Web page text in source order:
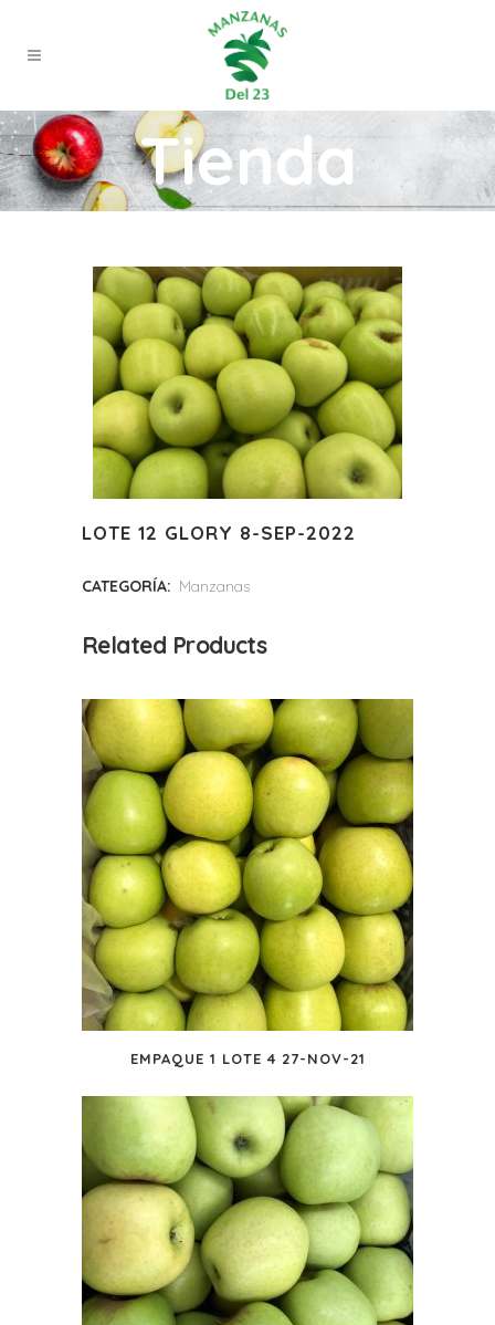
Tienda
LOTE 12 GLORY 8-SEP-2022
CATEGORÍA: Manzanas
Related Products
EMPAQUE 1 LOTE 4 27-NOV-21